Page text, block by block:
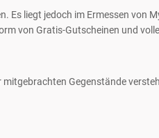
Es liegt jedoch im Ermessen von
von Gratis-Gutscheinen und
Gegenstände